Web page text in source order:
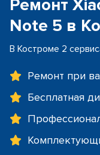
Ремонт
Note 5 в
В Костроме 2
Ремонт при
Бесплатная